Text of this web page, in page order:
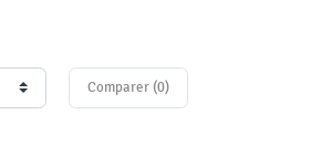
Comparer (0)‎